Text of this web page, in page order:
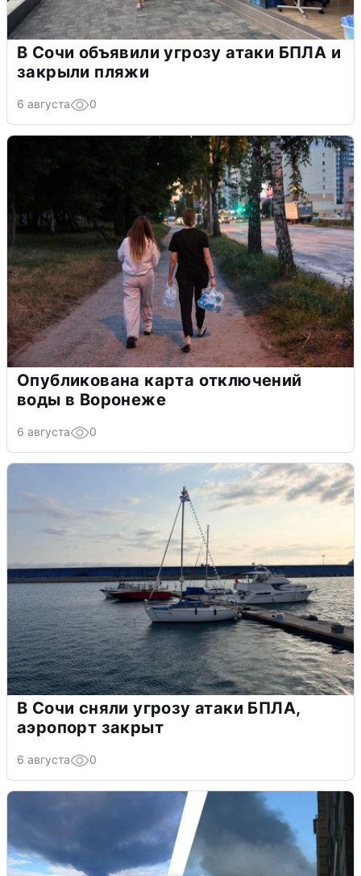
В Сочи объявили угрозу атаки БПЛА и
закрыли пляжи
6 августа 0
Опубликована карта отключений
воды в Воронеже
6 августа 0
В Сочи сняли угрозу атаки БПЛА,
аэропорт закрыт
6 августа 0